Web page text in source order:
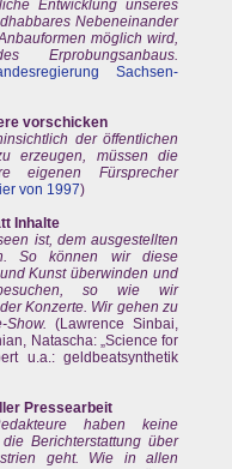
Entwicklung unseres
Nebeneinander
möglich wird,
Sachsen-
vorschicken
der öffentlichen
erzeugen, müssen die
eigenen Fürsprecher
von 1997)
Inhalte
ist, dem ausgestellten
So können wir diese
Kunst überwinden und
so wie wir
Konzerte. Wir gehen zu
(Lawrence Sinbai,
Natascha: „Science for
u.a.: geldbeatsynthetik
Pressearbeit
haben keine
Berichterstattung über
geht. Wie in allen